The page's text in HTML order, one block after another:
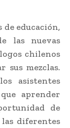
de educación,
las nuevas
chilenos
sus mezclas.
asistentes
aprender
de
las diferentes